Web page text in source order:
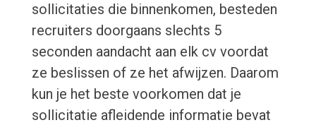
sollicitaties die binnenkomen, besteden
recruiters doorgaans slechts 5
seconden aandacht aan elk cv voordat
ze beslissen of ze het afwijzen. Daarom
kun je het beste voorkomen dat je
sollicitatie afleidende informatie bevat